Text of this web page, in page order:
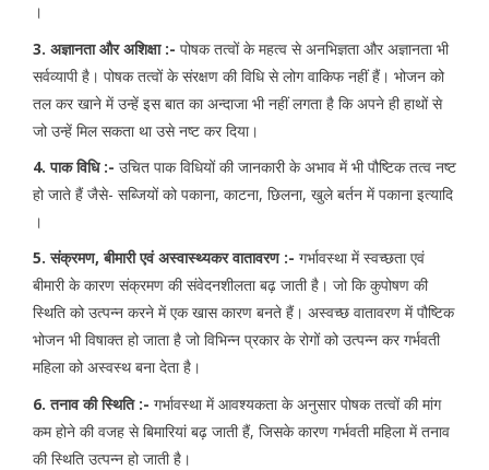
।
3. अज्ञानता और अशिक्षा :- पोषक तत्वों के महत्व से अनभिज्ञता और अज्ञानता भी
सर्वव्यापी है। पोषक तत्वों के संरक्षण की विधि से लोग वाकिफ नहीं हैं। भोजन को
तल कर खाने में उन्हें इस बात का अन्दाजा भी नहीं लगता है कि अपने ही हाथों से
जो उन्हें मिल सकता था उसे नष्ट कर दिया।
4. पाक विधि :- उचित पाक विधियों की जानकारी के अभाव में भी पौष्टिक तत्व नष्ट
हो जाते हैं जैसे- सब्जियों को पकाना, काटना, छिलना, खुले बर्तन में पकाना इत्यादि
।
5. संक्रमण, बीमारी एवं अस्वास्थ्यकर वातावरण :- गर्भावस्था में स्वच्छता एवं
बीमारी के कारण संक्रमण की संवेदनशीलता बढ़ जाती है। जो कि कुपोषण की
स्थिति को उत्पन्न करने में एक खास कारण बनते हैं। अस्वच्छ वातावरण में पौष्टिक
भोजन भी विषाक्त हो जाता है जो विभिन्न प्रकार के रोगों को उत्पन्न कर गर्भवती
महिला को अस्वस्थ बना देता है।
6. तनाव की स्थिति :- गर्भावस्था में आवश्यकता के अनुसार पोषक तत्वों की मांग
कम होने की वजह से बिमारियां बढ़ जाती हैं, जिसके कारण गर्भवती महिला में तनाव
की स्थिति उत्पन्न हो जाती है।